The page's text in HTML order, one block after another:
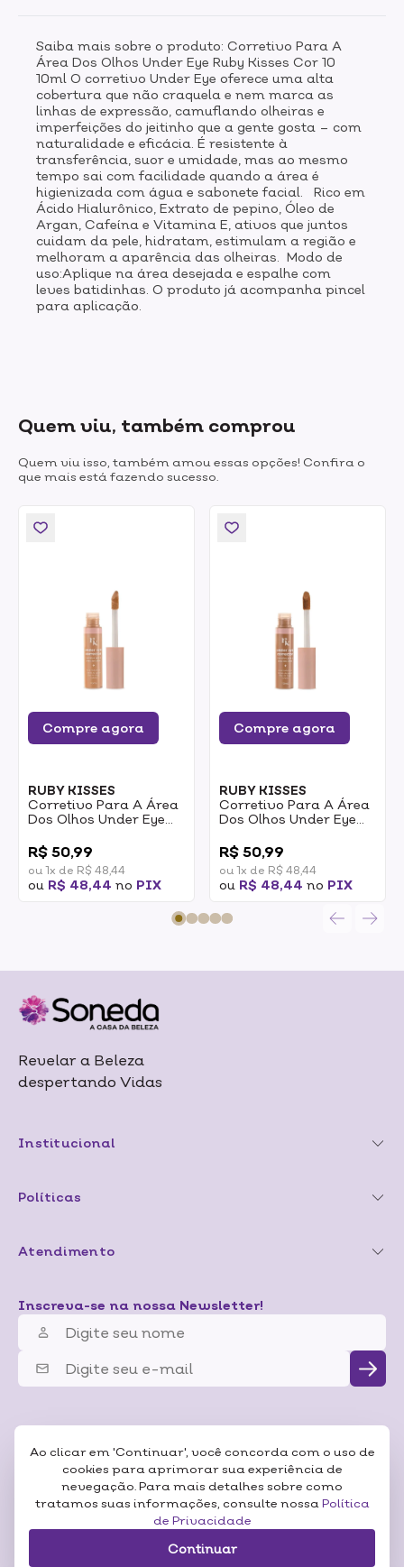
Ao clicar em 'Continuar', você concorda com o uso de
cookies para aprimorar sua experiência de
nevegação. Para mais detalhes sobre como
tratamos suas informações, consulte nossa Política
de Privacidade
Continuar
Saiba mais sobre o produto: Corretivo Para A
Área Dos Olhos Under Eye Ruby Kisses Cor 10
10ml O corretivo Under Eye oferece uma alta
cobertura que não craquela e nem marca as
linhas de expressão, camuflando olheiras e
imperfeições do jeitinho que a gente gosta – com
naturalidade e eficácia. É resistente à
transferência, suor e umidade, mas ao mesmo
tempo sai com facilidade quando a área é
higienizada com água e sabonete facial. Rico em
Ácido Hialurônico, Extrato de pepino, Óleo de
Argan, Cafeína e Vitamina E, ativos que juntos
cuidam da pele, hidratam, estimulam a região e
melhoram a aparência das olheiras. Modo de
uso:Aplique na área desejada e espalhe com
leves batidinhas. O produto já acompanha pincel
para aplicação.
Quem viu, também comprou
Quem viu isso, também amou essas opções! Confira o
que mais está fazendo sucesso.
Compre agora
RUBY KISSES
Corretivo Para A Área
Dos Olhos Under Eye
10ml
R$ 50,99
ou 1x de R$ 48,44
ou R$ 48,44 no PIX
Compre agora
RUBY KISSES
Corretivo Para A Área
Dos Olhos Under Eye
10ml
R$ 50,99
ou 1x de R$ 48,44
ou R$ 48,44 no PIX
Revelar a Beleza
despertando Vidas
Institucional
Políticas
Atendimento
Inscreva-se na nossa Newsletter!